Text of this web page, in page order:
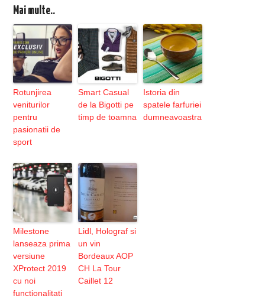
Mai multe..
Rotunjirea
veniturilor
pentru
pasionatii de
sport
Smart Casual
de la Bigotti pe
timp de toamna
Istoria din
spatele farfuriei
dumneavoastra
Milestone
lanseaza prima
versiune
XProtect 2019
cu noi
functionalitati
Lidl, Holograf si
un vin
Bordeaux AOP
CH La Tour
Caillet 12